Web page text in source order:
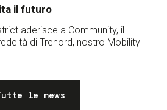
il futuro
aderisce a Community, il
di Trenord, nostro Mobility
le news